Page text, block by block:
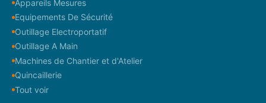
Appareils Mesures
Equipements De Sécurité
Outillage Electroportatif
Outillage A Main
Machines de Chantier et d'Atelier
Quincaillerie
Tout voir